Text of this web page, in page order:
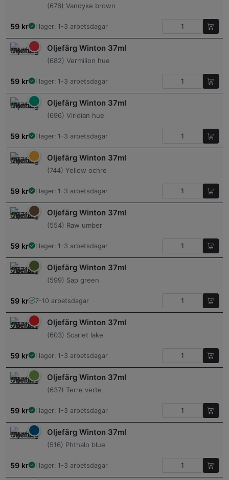
(676) Vandyke brown
59 kr I lager: 1-3 arbetsdagar
Oljefärg Winton 37ml
(682) Vermilion hue
59 kr I lager: 1-3 arbetsdagar
Oljefärg Winton 37ml
(696) Viridian hue
59 kr I lager: 1-3 arbetsdagar
Oljefärg Winton 37ml
(744) Yellow ochre
59 kr I lager: 1-3 arbetsdagar
Oljefärg Winton 37ml
(554) Raw umber
59 kr I lager: 1-3 arbetsdagar
Oljefärg Winton 37ml
(599) Sap green
59 kr 7-10 arbetsdagar
Oljefärg Winton 37ml
(603) Scarlet lake
59 kr I lager: 1-3 arbetsdagar
Oljefärg Winton 37ml
(637) Terre verte
59 kr I lager: 1-3 arbetsdagar
Oljefärg Winton 37ml
(516) Phthalo blue
59 kr I lager: 1-3 arbetsdagar